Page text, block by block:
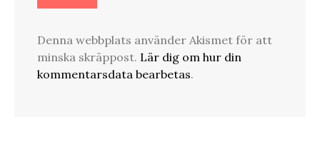
Denna webbplats använder Akismet för att
minska skräppost. Lär dig om hur din
kommentarsdata bearbetas.